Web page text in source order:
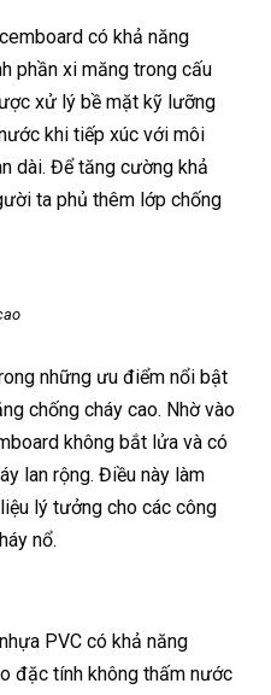
có khả năng
phần xi măng trong cấu
xử lý bề mặt kỹ lưỡng
khi tiếp xúc với môi
dài. Để tăng cường khả
ta phủ thêm lớp chống
những ưu điểm nổi bật
chống cháy cao. Nhờ vào
không bắt lửa và có
lan rộng. Điều này làm
lý tưởng cho các công
nổ.
PVC có khả năng
đặc tính không thấm nước